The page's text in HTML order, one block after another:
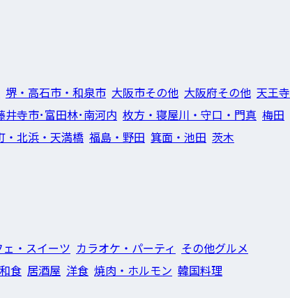
堺・高石市・和泉市 大阪市その他 大阪府その他 天王寺
井寺市･富田林･南河内 枚方・寝屋川・守口・門真 梅田
・北浜・天満橋 福島・野田 箕面・池田 茨木
ェ・スイーツ カラオケ・パーティ その他グルメ
和食 居酒屋 洋食 焼肉・ホルモン 韓国料理